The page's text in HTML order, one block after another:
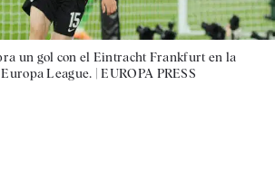
un gol con el Eintracht Frankfurt en la
League. |EUROPA PRESS